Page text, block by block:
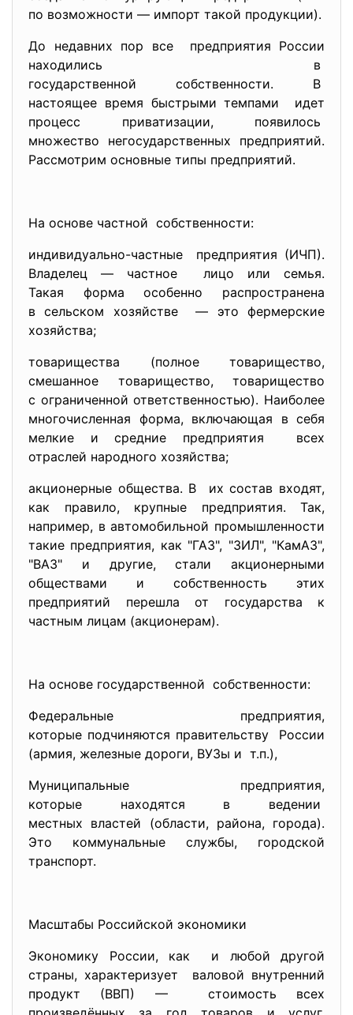
по возможности — импорт такой продукции).
До недавних пор все предприятия России
находились в
государственной собственности. В
настоящее время быстрыми темпами идет
процесс приватизации, появилось
множество негосударственных предприятий.
Рассмотрим основные типы предприятий.
На основе частной собственности:
индивидуально-частные предприятия (ИЧП).
Владелец — частное лицо или семья.
Такая форма особенно распространена
в сельском хозяйстве — это фермерские
хозяйства;
товарищества (полное товарищество,
смешанное товарищество, товарищество
с ограниченной ответственностью). Наиболее
многочисленная форма, включающая в себя
мелкие и средние предприятия всех
отраслей народного хозяйства;
акционерные общества. В их состав входят,
как правило, крупные предприятия. Так,
например, в автомобильной промышленности
такие предприятия, как "ГАЗ", "ЗИЛ", "КамАЗ",
"ВАЗ" и другие, стали акционерными
обществами и собственность этих
предприятий перешла от государства к
частным лицам (акционерам).
На основе государственной собственности:
Федеральные предприятия,
которые подчиняются правительству России
(армия, железные дороги, ВУЗы и т.п.),
Муниципальные предприятия,
которые находятся в ведении
местных властей (области, района, города).
Это коммунальные службы, городской
транспорт.
Масштабы Российской экономики
Экономику России, как и любой другой
страны, характеризует валовой внутренний
продукт (ВВП) — стоимость всех